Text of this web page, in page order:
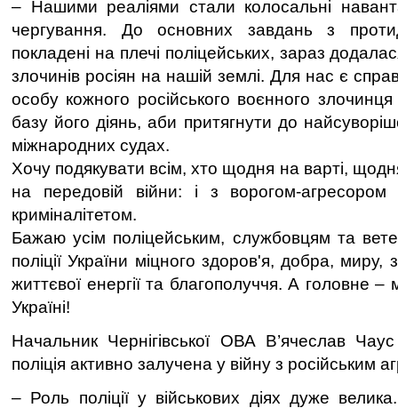
– Нашими реаліями стали колосальні
чергування. До основних завдань з
покладені на плечі поліцейських, зараз
злочинів росіян на нашій землі. Для нас є
особу кожного російського воєнного
базу його діянь, аби притягнути до
міжнародних судах.
Хочу подякувати всім, хто щодня на варті,
на передовій війни: і з ворогом-
криміналітетом.
Бажаю усім поліцейським, службовцям та
поліції України міцного здоров'я, добра, миру,
життєвої енергії та благополуччя. А головне
Україні!
Начальник Чернігівської ОВА В’ячеслав
поліція активно залучена у війну з російським
– Роль поліції у військових діях дуже